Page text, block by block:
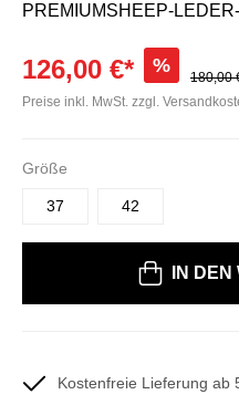
PREMIUMSHEEP-
126,00 €* %
180,00
Preise inkl. MwSt. zzgl.
Größe
37 42
IN
Kostenfreie Lieferung ab